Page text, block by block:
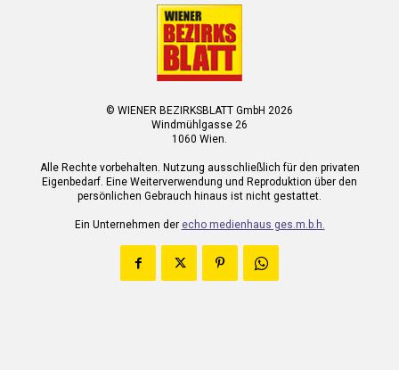
© WIENER BEZIRKSBLATT GmbH 2026
Windmühlgasse 26
1060 Wien.
Alle Rechte vorbehalten. Nutzung ausschließlich für den privaten
Eigenbedarf. Eine Weiterverwendung und Reproduktion über den
persönlichen Gebrauch hinaus ist nicht gestattet.
Ein Unternehmen der echo medienhaus ges.m.b.h.